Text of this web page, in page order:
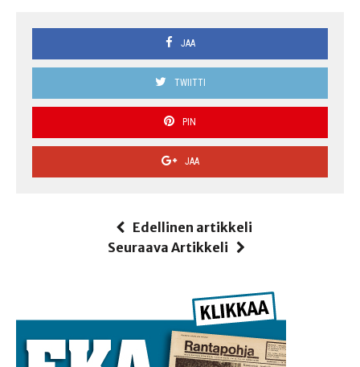
JAA
TWIITTI
PIN
JAA
Edellinen artikkeli
Seuraava Artikkeli